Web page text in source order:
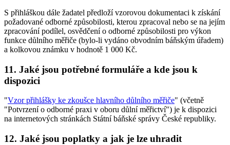
S přihláškou dále žadatel předloží vzorovou dokumentaci k získání
požadované odborné způsobilosti, kterou zpracoval nebo se na jejím
zpracování podílel, osvědčení o odborné způsobilosti pro výkon
funkce důlního měřiče (bylo-li vydáno obvodním báňským úřadem)
a kolkovou známku v hodnotě 1 000 Kč.
11. Jaké jsou potřebné formuláře a kde jsou k
dispozici
"Vzor přihlášky ke zkoušce hlavního důlního měřiče" (včetně
"Potvrzení o odborné praxi v oboru důlní měřictví") je k dispozici
na internetových stránkách Státní báňské správy České republiky.
12. Jaké jsou poplatky a jak je lze uhradit